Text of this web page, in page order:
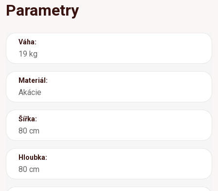
Parametry
Váha:
19 kg
Materiál:
Akácie
Šířka:
80 cm
Hloubka:
80 cm